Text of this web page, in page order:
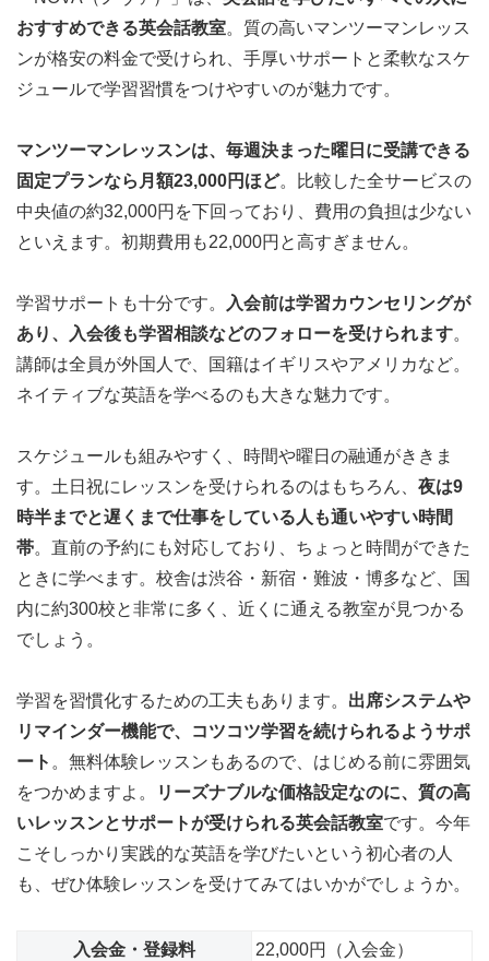
おすすめできる英会話教室。質の高いマンツーマンレッス
ンが格安の料金で受けられ、手厚いサポートと柔軟なスケ
ジュールで学習習慣をつけやすいのが魅力です。
マンツーマンレッスンは、毎週決まった曜日に受講できる
固定プランなら月額23,000円ほど。比較した全サービスの
中央値の約32,000円を下回っており、費用の負担は少ない
といえます。初期費用も22,000円と高すぎません。
学習サポートも十分です。
入会前は学習カウンセリングが
あり、入会後も学習相談などのフォローを受けられます。
講師は全員が外国人で、国籍はイギリスやアメリカなど。
ネイティブな英語を学べるのも大きな魅力です。
スケジュールも組みやすく、時間や曜日の融通がききま
す。土日祝にレッスンを受けられるのはもちろん、 夜は9
時半までと遅くまで仕事をしている人も通いやすい時間
帯。直前の予約にも対応しており、ちょっと時間ができた
ときに学べます。校舎は渋谷・新宿・難波・博多など、国
内に約300校と非常に多く、近くに通える教室が見つかる
でしょう。
学習を習慣化するための工夫もあります。 出席システムや
リマインダー機能で、コツコツ学習を続けられるようサポ
ート 。無料体験レッスンもあるので、はじめる前に雰囲気
をつかめますよ。
リーズナブルな価格設定なのに、質の高
いレッスンとサポートが受けられる英会話教室です。今年
こそしっかり実践的な英語を学びたいという初心者の人
も、ぜひ体験レッスンを受けてみてはいかがでしょうか。
入会金・登録料 22,000円（入会金）